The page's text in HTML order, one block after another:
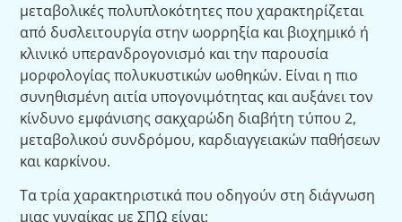
μεταβολικές πολυπλοκότητες που χαρακτηρίζεται
από δυσλειτουργία στην ωορρηξία και βιοχημικό ή
κλινικό υπερανδρογονισμό και την παρουσία
μορφολογίας πολυκυστικών ωοθηκών. Είναι η πιο
συνηθισμένη αιτία υπογονιμότητας και αυξάνει τον
κίνδυνο εμφάνισης σακχαρώδη διαβήτη τύπου 2,
μεταβολικού συνδρόμου, καρδιαγγειακών παθήσεων
και καρκίνου.
Τα τρία χαρακτηριστικά που οδηγούν στη διάγνωση
μιας γυναίκας με ΣΠΩ είναι: